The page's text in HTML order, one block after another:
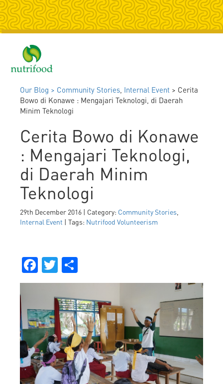
Our Blog > Community Stories, Internal Event > Cerita
Bowo di Konawe : Mengajari Teknologi, di Daerah
Minim Teknologi
Cerita Bowo di Konawe
: Mengajari Teknologi,
di Daerah Minim
Teknologi
29th December 2016 | Category: Community Stories
Internal Event | Tags: Nutrifood Volunteerism
Facebook
Twitter